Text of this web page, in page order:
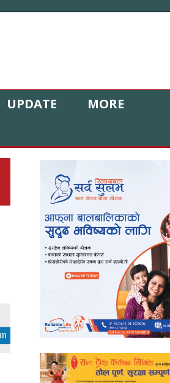
UPDATE
MORE